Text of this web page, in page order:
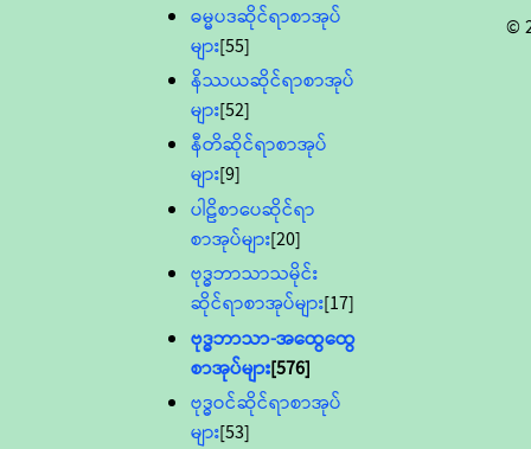
ဓမ္မပဒဆိုင်ရာစာအုပ်
များ[55]
နိဿယဆိုင်ရာစာအုပ်
များ[52]
နီတိဆိုင်ရာစာအုပ်
များ[9]
ပါဠိစာပေဆိုင်ရာ
စာအုပ်များ[20]
ဗုဒ္ဓဘာသာသမိုင်း
ဆိုင်ရာစာအုပ်များ[17]
ဗုဒ္ဓဘာသာ-အထွေထွေ
စာအုပ်များ[576]
ဗုဒ္ဓဝင်ဆိုင်ရာစာအုပ်
များ[53]
©